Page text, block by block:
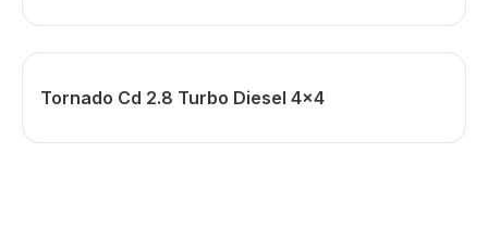
Tornado Cd 2.8 Turbo Diesel 4x4